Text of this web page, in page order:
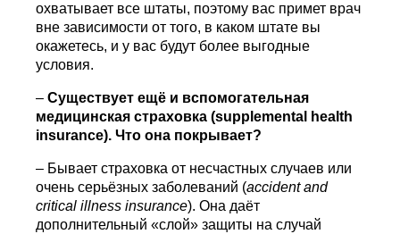
охватывает все штаты, поэтому вас примет врач
вне зависимости от того, в каком штате вы
окажетесь, и у вас будут более выгодные
условия.
–Существует ещё и вспомогательная
медицинская страховка (supplemental
health
insurance). Что она покрывает?
– Бывает страховка от несчастных случаев или
очень серьёзных заболеваний (accident and
critical illness insurance). Она даёт
дополнительный «слой» защиты на случай